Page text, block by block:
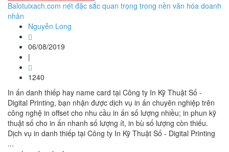
Balotuixach.com nét đặc sắc quan trọng trong nền văn hóa doanh
nhân
Nguyễn Long
06/08/2019
|
1240
In ấn danh thiếp hay name card tại Công ty In Kỹ Thuật Số -
Digital Printing, bạn nhận được dịch vụ in ấn chuyên nghiệp trên
công nghệ in offset cho nhu cầu in ấn số lượng nhiều; in phun kỹ
thuật số cho in ấn nhanh số lượng ít, in bù số lượng còn thiếu.
Dịch vụ in danh thiếp tại Công ty In Kỹ Thuật Số - Digital Printing
...